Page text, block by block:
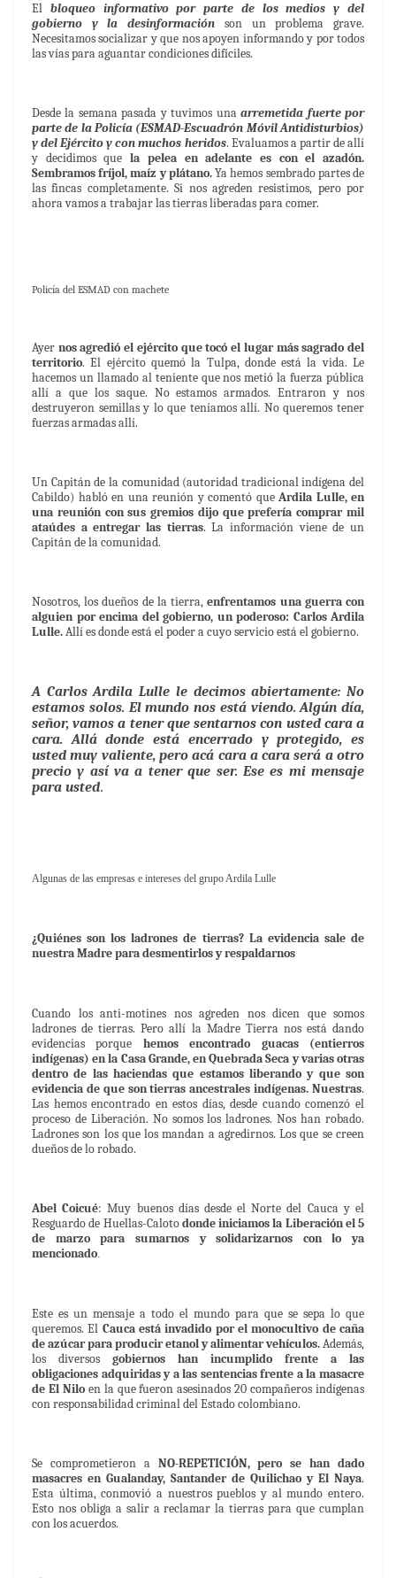
El bloqueo informativo por parte de los medios y del
gobierno y la desinformación son un problema grave.
Necesitamos socializar y que nos apoyen informando y por todos
las vías para aguantar condiciones difíciles.
Desde la semana pasada y tuvimos unaarremetida fuerte por
parte de la Policía (ESMAD-Escuadrón Móvil Antidisturbios)
y del Ejército y con muchos heridos. Evaluamos a partir de allí
y decidimos quela pelea en adelante es con el azadón.
Sembramos fríjol, maíz y plátano.Ya hemos sembrado partes de
las fincas completamente. Si nos agreden resistimos, pero por
ahora vamos a trabajar las tierras liberadas para comer.
Policía del ESMAD con machete
Ayer nos agredió el ejército que tocó el lugar más sagrado del
territorio. El ejército quemó la Tulpa, donde está la vida. Le
hacemos un llamado al teniente que nos metió la fuerza pública
allí a que los saque. No estamos armados. Entraron y nos
destruyeron semillas y lo que teníamos allí. No queremos tener
fuerzas armadas allí.
Un Capitán de la comunidad (autoridad tradicional indígena del
Cabildo) habló en una reunión y comentó que Ardila Lulle, en
una reunión con sus gremios dijo que prefería comprar mil
ataúdes a entregar las tierras. La información viene de un
Capitán de la comunidad.
Nosotros, los dueños de la tierra,enfrentamos una guerra con
alguien por encima del gobierno, un poderoso: Carlos Ardila
Lulle.Allí es donde está el poder a cuyo servicio está el gobierno.
A Carlos Ardila Lulle le decimos abiertamente: No
estamos solos. El mundo nos está viendo. Algún día,
señor, vamos a tener que sentarnos con usted cara a
cara. Allá donde está encerrado y protegido, es
usted muy valiente, pero acá cara a cara será a otro
precio y así va a tener que ser. Ese es mi mensaje
para usted.
Algunas de las empresas e intereses del grupo Ardila Lulle
¿Quiénes son los ladrones de tierras? La evidencia sale de
nuestra Madre para desmentirlos y respaldarnos
Cuando los anti-motines nos agreden nos dicen que somos
ladrones de tierras. Pero allí la Madre Tierra nos está dando
evidencias porque hemos encontrado guacas (entierros
indígenas) en la Casa Grande, en Quebrada Seca y varias otras
dentro de las haciendas que estamos liberando y que son
evidencia de que son tierras ancestrales indígenas. Nuestras.
Las hemos encontrado en estos días, desde cuando comenzó el
proceso de Liberación. No somos los ladrones. Nos han robado.
Ladrones son los que los mandan a agredirnos. Los que se creen
dueños de lo robado.
Abel Coicué: Muy buenos días desde el Norte del Cauca y el
Resguardo de Huellas-Calotodonde iniciamos la Liberación el 5
de marzo para sumarnos y solidarizarnos con lo ya
mencionado.
Este es un mensaje a todo el mundo para que se sepa lo que
queremos. El Cauca está invadido por el monocultivo de caña
de azúcarpara producir etanol y alimentar vehículos.Además,
los diversos gobiernos han incumplido frente a las
obligaciones adquiridas y a las sentencias frente a la masacre
de El Niloen la que fueron asesinados 20 compañeros indígenas
con responsabilidad criminal del Estado colombiano.
Se comprometieron a NO-REPETICIÓN, pero se han dado
masacres en Gualanday, Santander de Quilichao y El Naya.
Esta última, conmovió a nuestros pueblos y al mundo entero.
Esto nos obliga a salir a reclamar la tierras para que cumplan
con los acuerdos.